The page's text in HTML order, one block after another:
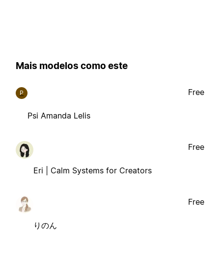
Mais modelos como este
P
Psi Amanda Lelis
Free
Eri | Calm Systems for Creators
Free
りのん
Free